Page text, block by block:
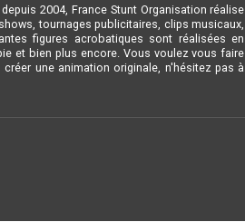
2004, France Stunt Organisation réalise
tournages publicitaires, clips musicaux,
figures acrobatiques sont réalisées en
et bien plus encore. Vous voulez vous faire
une animation originale, n'hésitez pas à